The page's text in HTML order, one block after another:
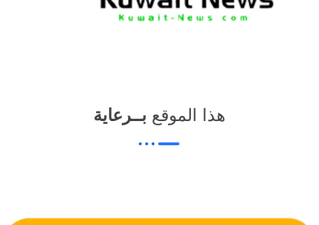
هذا الموقع بــرعاية